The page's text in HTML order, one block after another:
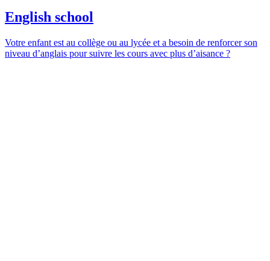
English school
Votre enfant est au collège ou au lycée et a besoin de renforcer son
niveau d’anglais pour suivre les cours avec plus d’aisance ?